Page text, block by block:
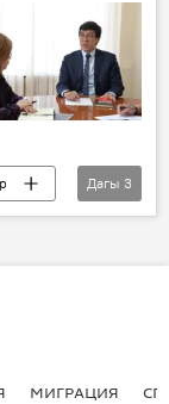
Дагы 3
МИГРАЦИЯ